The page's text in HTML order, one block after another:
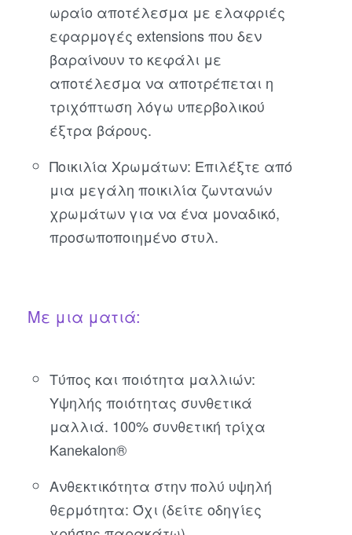
ωραίο αποτέλεσμα με ελαφριές
εφαρμογές extensions που δεν
βαραίνουν το κεφάλι με
αποτέλεσμα να αποτρέπεται η
τριχόπτωση λόγω υπερβολικού
έξτρα βάρους.
Ποικιλία Χρωμάτων: Επιλέξτε από
μια μεγάλη ποικιλία ζωντανών
χρωμάτων για να ένα μοναδικό,
προσωποποιημένο στυλ.
Με μια ματιά:
Τύπος και ποιότητα μαλλιών:
Υψηλής ποιότητας συνθετικά
μαλλιά. 100% συνθετική τρίχα
Kanekalon®
Ανθεκτικότητα στην πολύ υψηλή
θερμότητα: Όχι (δείτε οδηγίες